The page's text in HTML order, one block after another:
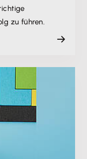
zu führen.